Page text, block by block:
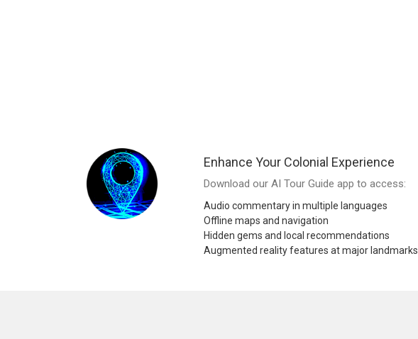
Enhance Your Colonial Experience
Download our AI Tour Guide app to access:
Audio commentary in multiple languages
Offline maps and navigation
Hidden gems and local recommendations
Augmented reality features at major landmarks